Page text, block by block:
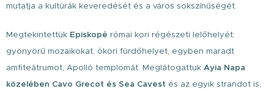
mutatja a kultúrák keveredését és a város sokszínűségét.
Megtekintettük Episkopé római kori régészeti lelőhelyét:
gyönyörű mozaikokat, ókori fürdőhelyet, egyben maradt
amfiteátrumot, Apolló templomát. Meglátogattuk Ayia Napa
közelében Cavo Grecot és Sea Cavest és az egyik strandot is,